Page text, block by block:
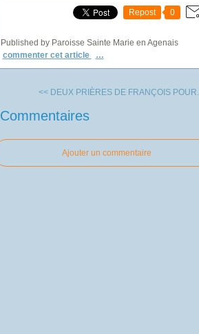
Repost 0
Published by Paroisse Sainte Marie en Agenais
commenter cet article
…
<< DEUX PRIÈRES DE FRANÇOIS POUR...
Commentaires
Ajouter un commentaire